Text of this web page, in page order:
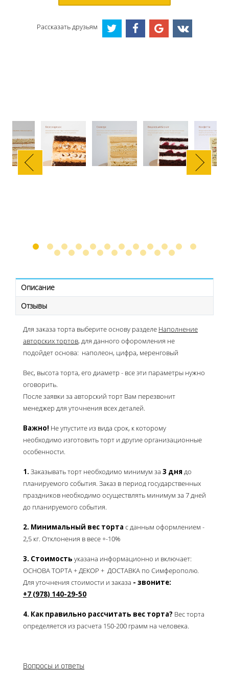
Рассказать друзьям
Описание
Отзывы
Для заказа торта выберите основу разделе Наполнение
авторских тортов, для данного офоромления не
подойдет основа: наполеон, цифра, меренговый
Вес, высота торта, его диаметр - все эти параметры нужно
оговорить.
После заявки за авторский торт Вам перезвонит
менеджер для уточнения всех деталей.
Важно! Не упустите из вида срок, к которому
необходимо изготовить торт и другие организационные
особенности.
1. Заказывать торт необходимо минимум за 3 дня до
планируемого события. Заказ в период государственных
праздников необходимо осуществлять минимум за 7 дней
до планируемого события.
2. Минимальный вес торта с данным оформлением -
2,5 кг. Отклонения в весе +-10%
3. Стоимость указана информационно и включает:
ОСНОВА ТОРТА + ДЕКОР + ДОСТАВКА по Симферополю.
Для уточнения стоимости и заказа - звоните:
+7 (978) 140-29-50
4. Как правильно рассчитать вес торта? Вес торта
определяется из расчета 150-200 грамм на человека.
Вопросы и ответы